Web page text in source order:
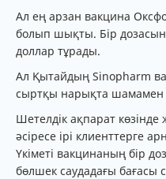
Ал ең арзан вакцина
болып шықты. Бір
доллар тұрады.
Ал Қытайдың Sinopharm
сыртқы нарықта шамамен
Шетелдік ақпарат
әсіресе ірі клиенттерге
Үкіметі вакцинаның бір
бөлшек саудадағы бағасы